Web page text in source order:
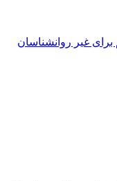
غیر روانشناسان